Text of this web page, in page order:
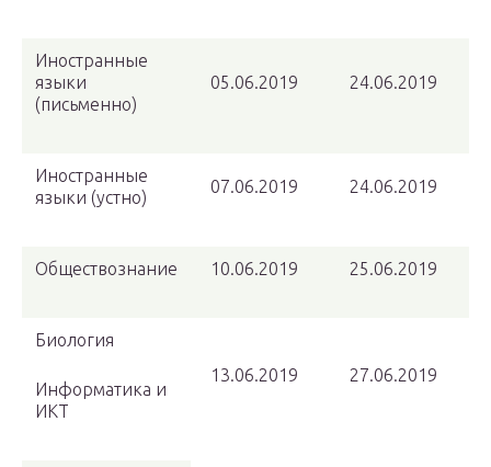
Иностранные
языки
(письменно)
05.06.2019 24.06.2019
Иностранные
языки (устно)
07.06.2019 24.06.2019
Обществознание 10.06.2019 25.06.2019
Биология
Информатика и
ИКТ
13.06.2019 27.06.2019